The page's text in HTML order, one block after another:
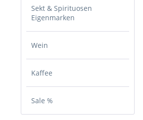
Sekt & Spirituosen
Eigenmarken
Wein
Kaffee
Sale %